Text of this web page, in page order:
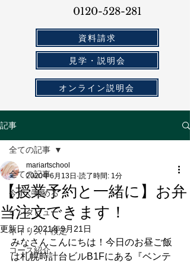
0120-528-281​
資料請求
見学・説明会
オンライン説明会
記事
全ての記事
今すぐ始める
インタビュー
ネイリスト検定
コース紹介
全ての記事
【授業予約と一緒に】お弁
当注文できます！
mariartschool
2020年6月13日 読了時間: 1分
更新日：2021年9月21日
みなさんこんにちは！今日のお昼ご飯
は札幌時計台ビルB1Fにある『ベンテ